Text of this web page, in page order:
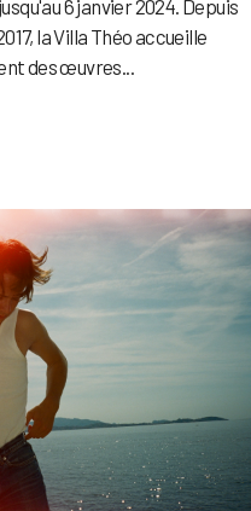
6 janvier 2024. Depuis
la Villa Théo accueille
des œuvres...